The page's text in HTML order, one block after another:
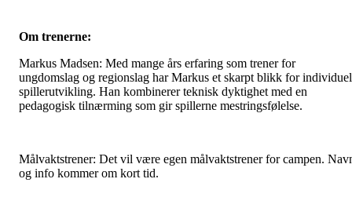
Om trenerne:
Markus Madsen: Med mange års erfaring som trener for
ungdomslag og regionslag har Markus et skarpt blikk for
spillerutvikling. Han kombinerer teknisk dyktighet med en
pedagogisk tilnærming som gir spillerne mestringsfølelse.
Målvaktstrener: Det vil være egen målvaktstrener for campen.
og info kommer om kort tid.